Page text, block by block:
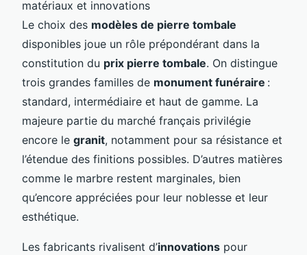
Le choix des modèles de pierre tombale
disponibles joue un rôle prépondérant dans la
constitution du prix pierre tombale. On distingue
trois grandes familles de monument funéraire :
standard, intermédiaire et haut de gamme. La
majeure partie du marché français privilégie
encore le granit, notamment pour sa résistance et
l’étendue des finitions possibles. D’autres matières
comme le marbre restent marginales, bien
qu’encore appréciées pour leur noblesse et leur
esthétique.
Les fabricants rivalisent d’innovations pour